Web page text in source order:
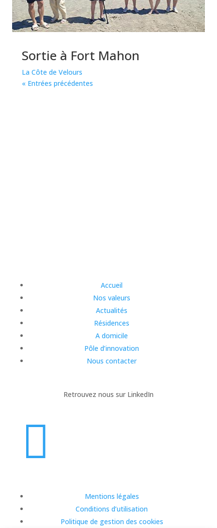
Sortie à Fort Mahon
La Côte de Velours
« Entrées précédentes
Accueil
Nos valeurs
Actualités
Résidences
A domicile
Pôle d’innovation
Nous contacter
Retrouvez nous sur LinkedIn

Mentions légales
Conditions d’utilisation
Politique de gestion des cookies